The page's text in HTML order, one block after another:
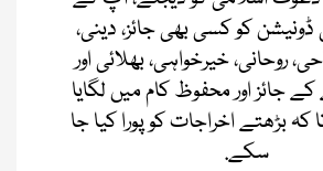
کو کسی بھی جائز، دینی،
روحانی، خیرخواہی، بھلائی اور
جائز اور محفوظ کام میں لگایا
بڑھتے اخراجات کو پورا کیا جا
سکے.